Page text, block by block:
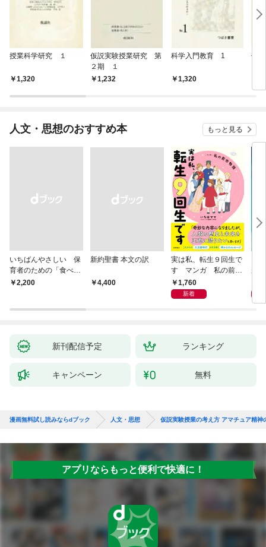
授業科学研究 １
1,320
仮説実験授業研究 第
２期 １
1,232
科学入門教育 1
1,320
仮
人文・思想のおすすめ本 もっと見る
いちばんやさしい 保
育者のための「食べな
い子」サポートＢＯＯ
￥2,200
新約聖書 本文の訳
￥4,400
実は私、転生９回生で
す マンガ 私の前世
物語1,760
新着
が
新刊配信予定 ランキング
キャンペーン 無料
漫画無料試し読みならdブック 人文・思想 仮説実験授業の考え方 アマチュア精神
アプリならもっと便利で快適に！